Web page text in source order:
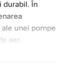
durabil. În
unei pompe
aer,
unor curenți
și o